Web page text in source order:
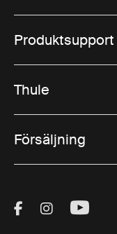
Produktsupport
Thule
Försäljning
Visit Thule on
Visit